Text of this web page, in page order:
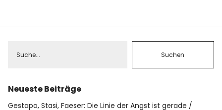
Datenschutz
Impressum
Info
Neueste Beiträge
Gestapo, Stasi, Faeser: Die Linie der Angst ist gerade